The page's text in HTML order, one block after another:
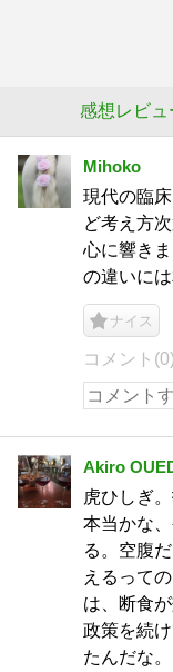
感想レビュ
Mihoko
現代の臨
ど考え方
心に響き
の違いに
ナイス
コメント(0)
Akiro
虎ひしぎ
本当かな
る。空腹
えるって
は、断食
政策を続
たんだな。